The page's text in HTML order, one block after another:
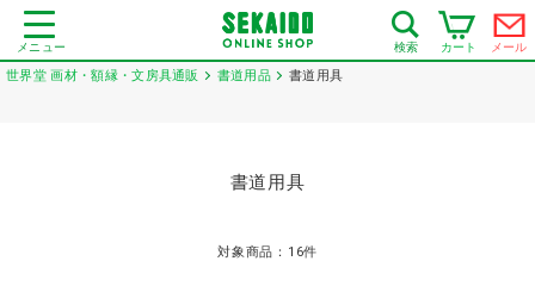
メニュー 検索 カート メール
世界堂 画材・額縁・文房具通販 書道用品 書道用具
書道用具
対象商品： 16件